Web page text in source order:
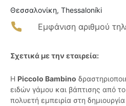
Θεσσαλονίκη, Thessaloníki
Εμφάνιση αριθμού
Σχετικά με την εταιρεία:
Η Piccolo Bambino
ειδών γάμου και βάπτισης από
πολυετή εμπειρία στη